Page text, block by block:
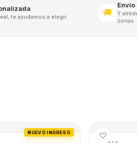
te ayudamos a elegir 🚚
Y
zonas
NUEVO INGRESO